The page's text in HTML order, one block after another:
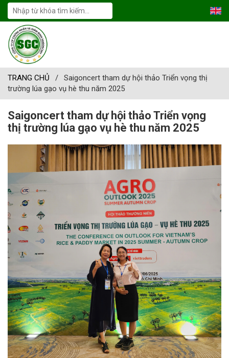
TRANG CHỦ /
Saigoncert tham dự hội thảo Triển vọng thị
trường lúa gạo vụ hè thu năm 2025
Saigoncert tham dự hội thảo Triển vọng
thị trường lúa gạo vụ hè thu năm 2025